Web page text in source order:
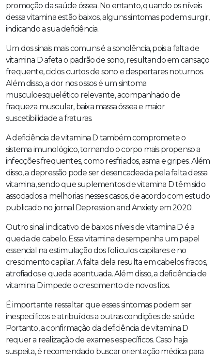
promoção da saúde óssea. No entanto, quando os níveis
dessa vitamina estão baixos, alguns sintomas podem surgir,
indicando a sua deficiência.
Um dos sinais mais comuns é a sonolência, pois a falta de
vitamina D afeta o padrão de sono, resultando em cansaço
frequente, ciclos curtos de sono e despertares noturnos.
Além disso, a dor nos ossos é um sintoma
musculoesquelético relevante, acompanhado de
fraqueza muscular, baixa massa óssea e maior
suscetibilidade a fraturas.
A deficiência de vitamina D também compromete o
sistema imunológico, tornando o corpo mais propenso a
infecções frequentes, como resfriados, asma e gripes. Além
disso, a depressão pode ser desencadeada pela falta dessa
vitamina, sendo que suplementos de vitamina D têm sido
associados a melhorias nesses casos, de acordo com estudo
publicado no jornal Depression and Anxiety em 2020.
Outro sinal indicativo de baixos níveis de vitamina D é a
queda de cabelo. Essa vitamina desempenha um papel
essencial na estimulação dos folículos capilares e no
crescimento capilar. A falta dela resulta em cabelos fracos,
atrofiados e queda acentuada. Além disso, a deficiência de
vitamina D impede o crescimento de novos fios.
É importante ressaltar que esses sintomas podem ser
inespecíficos e atribuídos a outras condições de saúde.
Portanto, a confirmação da deficiência de vitamina D
requer a realização de exames específicos. Caso haja
suspeita, é recomendado buscar orientação médica para